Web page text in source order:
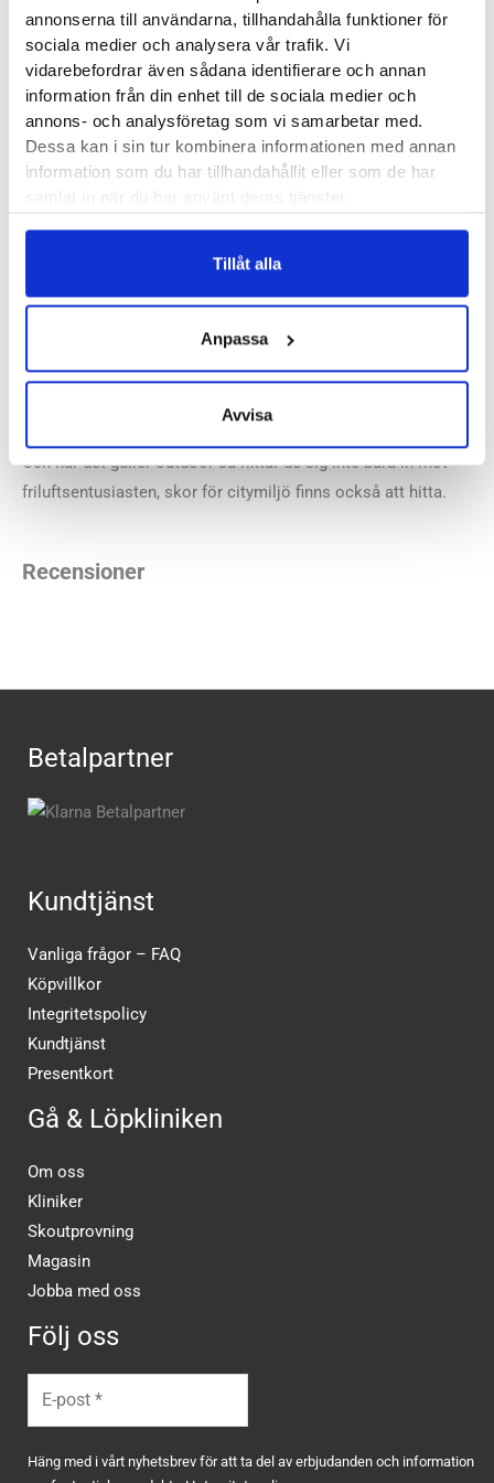
annonserna till användarna, tillhandahålla funktioner för
sociala medier och analysera vår trafik. Vi
vidarebefordrar även sådana identifierare och annan
information från din enhet till de sociala medier och
annons- och analysföretag som vi samarbetar med.
Dessa kan i sin tur kombinera informationen med annan
information som du har tillhandahållit eller som de har
samlat in när du har använt deras tjänster.
Tillåt alla
Anpassa
Avvisa
Produktegenskaper
Läst:Normal
Material:Textil och vattentätt membran från Gore-Tex
MERRELL
Merrell är ett amerikanskt skoföretag från Green Mountains,
Vermont, med inriktning mot dig som gillar att röra dig ute.
Och när det gäller outdoor så riktar de sig inte bara in mot
friluftsentusiasten, skor för citymiljö finns också att hitta.
Recensioner
Betalpartner
Kundtjänst
Vanliga frågor – FAQ
Köpvillkor
Integritetspolicy
Kundtjänst
Presentkort
Gå & Löpkliniken
Om oss
Kliniker
Skoutprovning
Magasin
Jobba med oss
Följ oss
Häng med i vårt nyhetsbrev för att ta del av erbjudanden och information